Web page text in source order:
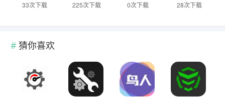
33次下载 225次下载 0次下载 28次下载
猜你喜欢